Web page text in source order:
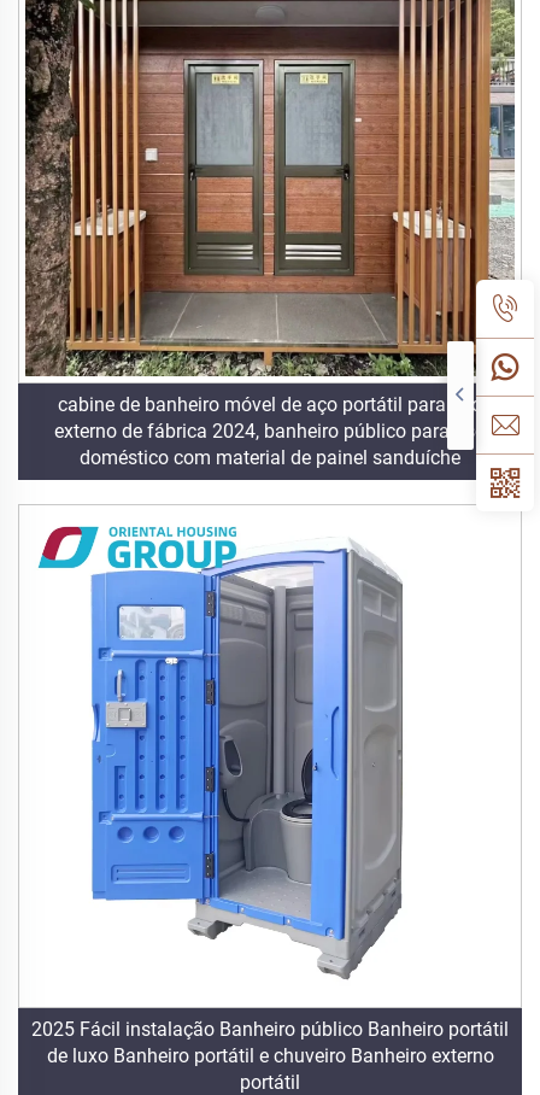
cabine de banheiro móvel de aço portátil para uso
externo de fábrica 2024, banheiro público para uso
doméstico com material de painel sanduíche
2025 Fácil instalação Banheiro público Banheiro portátil
de luxo Banheiro portátil e chuveiro Banheiro externo
portátil